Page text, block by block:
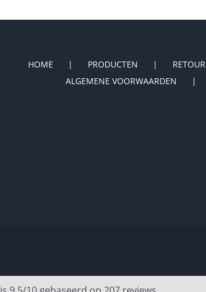
HOME PRODUCTEN RETOUR
ALGEMENE VOORWAARDEN